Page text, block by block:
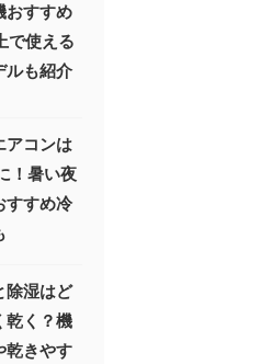
おすすめ
で使える
ルも紹介
アコンは
！暑い夜
すすめ冷
除湿はど
乾く？機
乾きやす